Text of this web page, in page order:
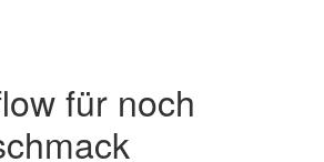
für noch